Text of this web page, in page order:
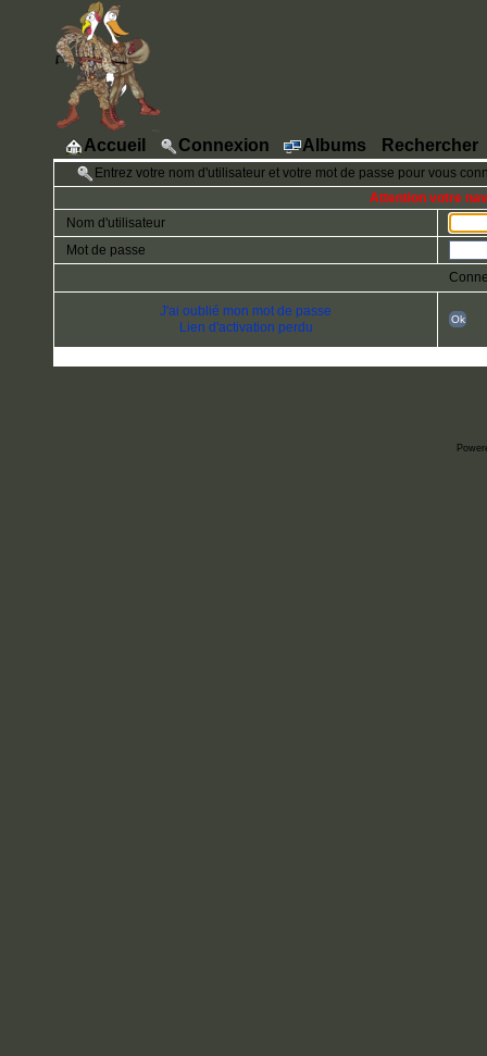
Accueil Connexion Albums Rechercher
Entrez votre nom d'utilisateur et votre mot de passe pour vous
Attention votre
Nom d'utilisateur
Mot de passe
J'ai oublié mon mot de passe
Lien d'activation perdu
Ok